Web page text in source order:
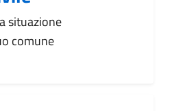
situazione
comune